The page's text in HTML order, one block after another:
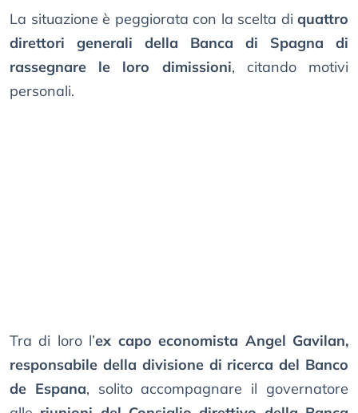
La situazione è peggiorata con la scelta di quattro
direttori generali della Banca di Spagna di
rassegnare le loro dimissioni, citando motivi
personali.
Tra di loro l’ex capo economista Angel Gavilan,
responsabile della divisione di ricerca del Banco
de Espana, solito accompagnare il governatore